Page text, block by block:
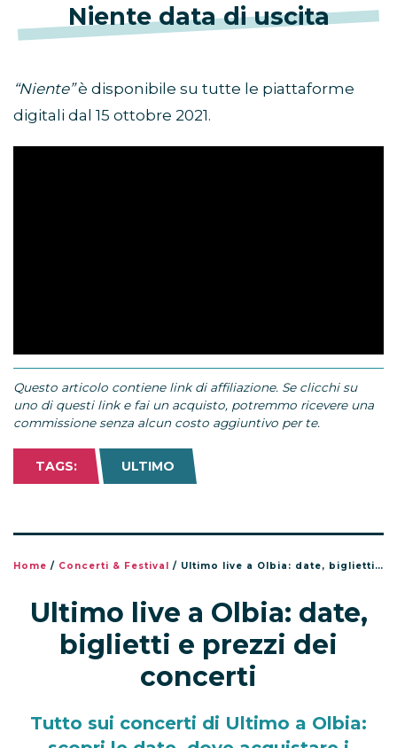
Niente data di uscita
“Niente”è disponibile su tutte le piattaforme
digitali dal 15 ottobre 2021.
Questo articolo contiene link di affiliazione. Se clicchi su
uno di questi link e fai un acquisto, potremmo ricevere una
commissione senza alcun costo aggiuntivo per te.
TAGS: ULTIMO
Home / Concerti & Festival / Ultimo live a Olbia: date, biglietti e prezzi dei concerti
Ultimo live a Olbia: date,
biglietti e prezzi dei
concerti
Tutto sui concerti di Ultimo a Olbia: